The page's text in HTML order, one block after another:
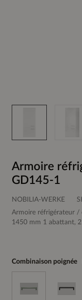
Armoire
GD145-1
NOBILIA-WERKE
Armoire réfrigérateur /
1450 mm 1 abattant,
Combinaison poignée